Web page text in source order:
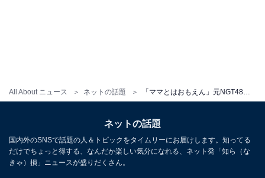
All About ニュース ネットの話題
ネットの話題
国内外のSNSで話題の人＆トピックをタイムリーにお届けします。知ってる
だけでちょっと得する、なんだか楽しい気分になれる、ネット発「知ら（な
きゃ）損」ニュースが盛りだくさん。